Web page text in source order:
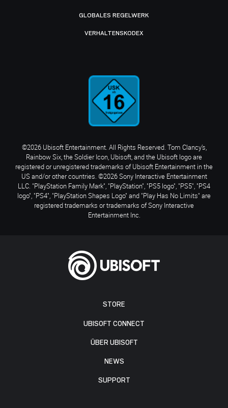
STORE
UBISOFT CONNECT
ÜBER UBISOFT
NEWS
SUPPORT
GLOBALES REGELWERK
VERHALTENSKODEX
©2026 Ubisoft Entertainment. All Rights Reserved. Tom Clancy’s,
Rainbow Six, the Soldier Icon, Ubisoft, and the Ubisoft logo are
registered or unregistered trademarks of Ubisoft Entertainment in the
US and/or other countries. ©2026 Sony Interactive Entertainment
LLC. "PlayStation Family Mark", "PlayStation", "PS5 logo", "PS5", "PS4
logo", "PS4", "PlayStation Shapes Logo" and "Play Has No Limits" are
registered trademarks or trademarks of Sony Interactive
Entertainment Inc.